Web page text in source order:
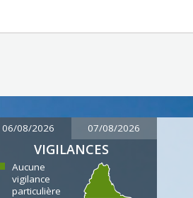
06/08/2026 07/08/2026
VIGILANCES
Aucune
vigilance
particulière